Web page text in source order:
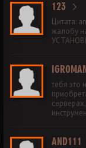
123
Цитата:
жалобу
тебя это
AND111